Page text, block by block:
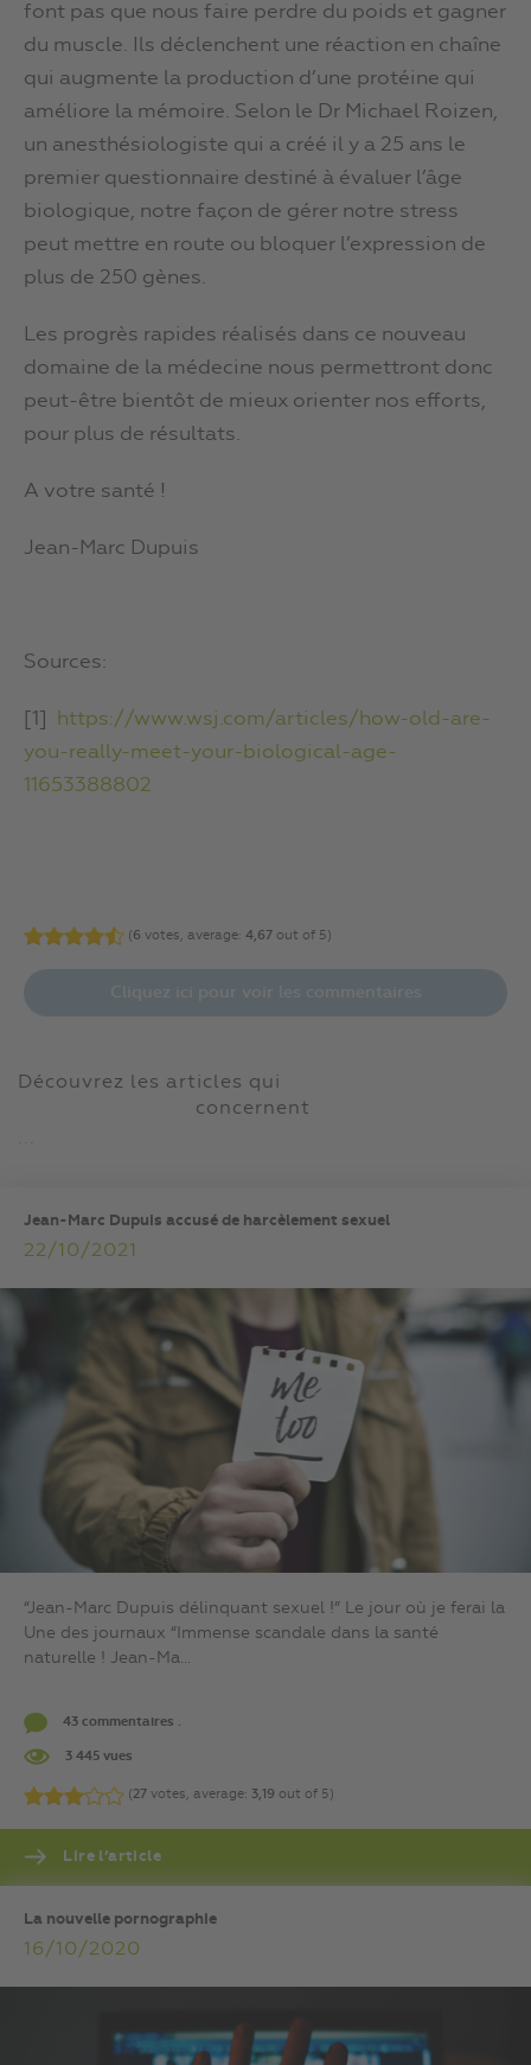
font pas que nous faire perdre du poids et gagner
du muscle. Ils déclenchent une réaction en chaîne
qui augmente la production d’une protéine qui
améliore la mémoire. Selon le Dr Michael Roizen,
un anesthésiologiste qui a créé il y a 25 ans le
premier questionnaire destiné à évaluer l’âge
biologique, notre façon de gérer notre stress
peut mettre en route ou bloquer l’expression de
plus de 250 gènes.
Les progrès rapides réalisés dans ce nouveau
domaine de la médecine nous permettront donc
peut-être bientôt de mieux orienter nos efforts,
pour plus de résultats.
A votre santé !
Jean-Marc Dupuis
Sources:
[1]
https://www.wsj.com/articles/how-old-are-
you-really-meet-your-biological-age-
11653388802
(6 votes, average: 4,67 out of 5)
Découvrez les articles qui
concernent
...
Jean-Marc Dupuis accusé de harcèlement sexuel
22/10/2021
“Jean-Marc Dupuis délinquant sexuel !” Le jour où je ferai la
Une des journaux “Immense scandale dans la santé
naturelle ! Jean-Ma...
43 commentaires .
3 445 vues
(27 votes, average: 3,19 out of 5)
Lire l’article
La nouvelle pornographie
16/10/2020